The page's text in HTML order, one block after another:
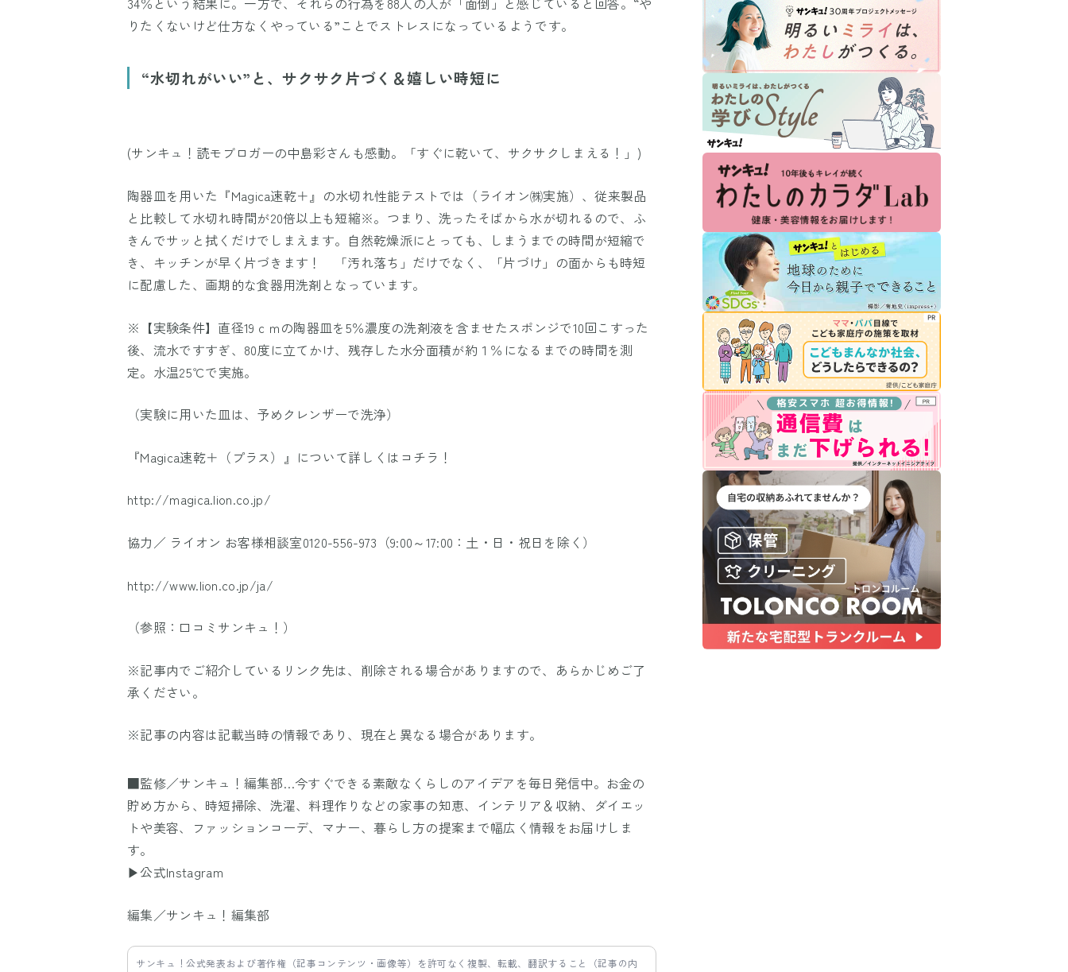
りたくないけど仕方なくやっている”ことでストレスになっているようです。
“水切れがいい”と、サクサク片づく＆嬉しい時短に
(サンキュ！読モブロガーの中島彩さんも感動。「すぐに乾いて、サクサクしまえる！」)
陶器皿を用いた『Magica速乾＋』の水切れ性能テストでは（ライオン㈱実施）、従来製品
と比較して水切れ時間が20倍以上も短縮※。つまり、洗ったそばから水が切れるので、ふ
きんでサッと拭くだけでしまえます。自然乾燥派にとっても、しまうまでの時間が短縮で
き、キッチンが早く片づきます！ 「汚れ落ち」だけでなく、「片づけ」の面からも時短
に配慮した、画期的な食器用洗剤となっています。
※【実験条件】直径19ｃｍの陶器皿を5％濃度の洗剤液を含ませたスポンジで10回こすった
後、流水ですすぎ、80度に立てかけ、残存した水分面積が約１％になるまでの時間を測
定。水温25℃で実施。
（実験に用いた皿は、予めクレンザーで洗浄）
『Magica速乾＋（プラス）』について詳しくはコチラ！
http://magica.lion.co.jp/
協力／ ライオン お客様相談室0120-556-973（9:00～17:00：土・日・祝日を除く）
http://www.lion.co.jp/ja/
（参照：口コミサンキュ！）
※記事内でご紹介しているリンク先は、削除される場合がありますので、あらかじめご了
承ください。
※記事の内容は記載当時の情報であり、現在と異なる場合があります。
■監修／サンキュ！編集部…今すぐできる素敵なくらしのアイデアを毎日発信中。お金の
貯め方から、時短掃除、洗濯、料理作りなどの家事の知恵、インテリア＆収納、ダイエッ
トや美容、ファッションコーデ、マナー、暮らし方の提案まで幅広く情報をお届けしま
す。
▶公式Instagram
編集／サンキュ！編集部
サンキュ！公式発表および著作権（記事コンテンツ・画像等）を許可なく複製、転載、翻訳すること（記事の内